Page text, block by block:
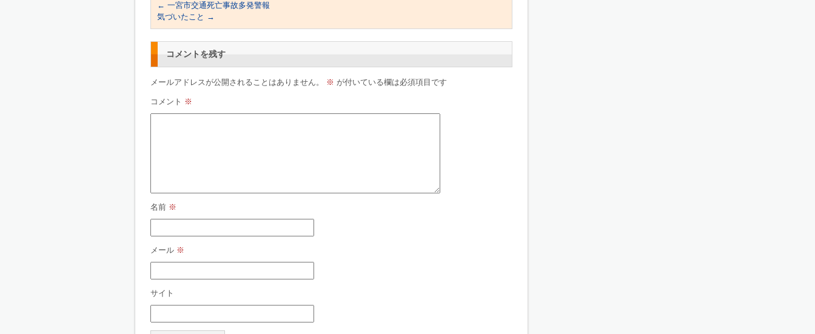
← 一宮市交通死亡事故多発警報
気づいたこと →
コメントを残す
メールアドレスが公開されることはありません。 ※ が付いている欄は必須項目です
コメント ※
名前 ※
メール ※
サイト